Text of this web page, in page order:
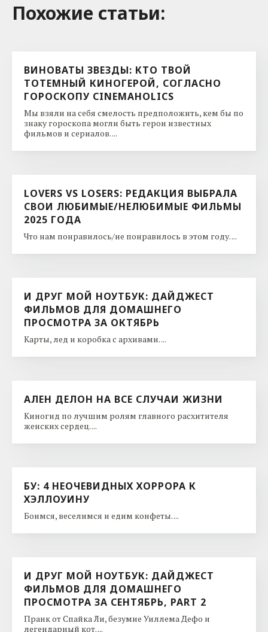
Похожие cтатьи:
ВИНОВАТЫ ЗВЕЗДЫ: КТО ТВОЙ
ТОТЕМНЫЙ КИНОГЕРОЙ, СОГЛАСНО
ГОРОСКОПУ CINEMAHOLICS
Мы взяли на себя смелость предположить, кем бы по
знаку гороскопа могли быть герои известных
фильмов и сериалов. ...
LOVERS VS LOSERS: РЕДАКЦИЯ ВЫБРАЛА
СВОИ ЛЮБИМЫЕ/НЕЛЮБИМЫЕ ФИЛЬМЫ
2025 ГОДА
Что нам понравилось/не понравилось в этом году. ...
И ДРУГ МОЙ НОУТБУК: ДАЙДЖЕСТ
ФИЛЬМОВ ДЛЯ ДОМАШНЕГО
ПРОСМОТРА ЗА ОКТЯБРЬ
Карты, лед и коробка с архивами. ...
АЛЕН ДЕЛОН НА ВСЕ СЛУЧАИ ЖИЗНИ
Киногид по лучшим ролям главного расхитителя
женских сердец. ...
БУ: 4 НЕОЧЕВИДНЫХ ХОРРОРА К
ХЭЛЛОУИНУ
Боимся, веселимся и едим конфеты. ...
И ДРУГ МОЙ НОУТБУК: ДАЙДЖЕСТ
ФИЛЬМОВ ДЛЯ ДОМАШНЕГО
ПРОСМОТРА ЗА СЕНТЯБРЬ, PART 2
Пранк от Спайка Ли, безумие Уиллема Дефо и
легендарный кот. ...